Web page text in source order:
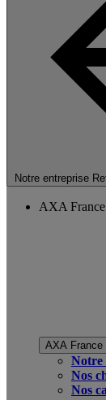
Notre entreprise
AXA France
AXA France
Notre
Nos
Nos